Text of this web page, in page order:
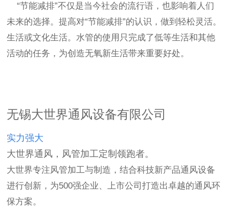
“节能减排”不仅是当今社会的流行语，也影响着人们
未来的选择。提高对“节能减排”的认识，做到轻松灵活。
生活或文化生活。水管的使用只完成了低等生活和其他
活动的任务，为创造无氧新生活带来重要好处。
无锡大世界通风设备有限公司
实力强大
大世界通风，风管加工定制领跑者。
大世界专注风管加工与制造，结合科技新产品通风设备
进行创新，为500强企业、上市公司打造出卓越的通风环
保方案。